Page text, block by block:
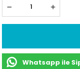
Whatsapp ile